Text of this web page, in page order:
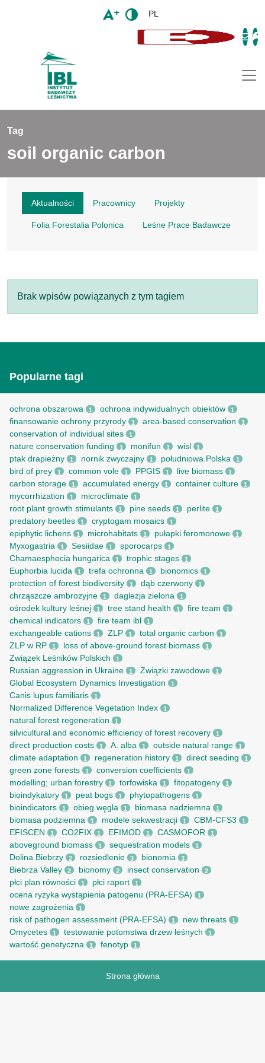
PL
Tag
soil organic carbon
Aktualności Pracownicy Projekty
Folia Forestalia Polonica Leśne Prace Badawcze
Brak wpisów powiązanych z tym tagiem
Popularne tagi
ochrona obszarowa 1 ochrona indywidualnych obiektów 1
finansowanie ochrony przyrody 1 area-based conservation 1
conservation of individual sites 1
nature conservation funding 1 monifun 1 wisl 1
ptak drapieżny 1 nornik zwyczajny 1 południowa Polska 1
bird of prey 1 common vole 1 PPGIS 1 live biomass 1
carbon storage 1 accumulated energy 1 container culture 1
mycorrhization 1 microclimate 1
root рlant growth stimulants 1 pine seeds 1 perlite 1
predatory beetles 1 cryptogam mosaics 1
epiphytic lichens 1 microhabitats 1 pułapki feromonowe 1
Myxogastria 1 Sesiidae 1 sporocarps 1
Chamaesphecia hungarica 1 trophic stages 1
Euphorbia lucida 1 trefa ochronna 1 bionomics 1
protection of forest biodiversity 1 dąb czerwony 1
chrząszcze ambrozyjne 1 daglezja zielona 1
ośrodek kultury leśnej 1 tree stand health 1 fire team 1
chemical indicators 1 fire team ibl 1
exchangeable cations 1 ZLP 1 total organic carbon 1
ZLP w RP 1 loss of above-ground forest biomass 1
Związek Leśników Polskich 1
Russian aggression in Ukraine 1 Związki zawodowe 1
Global Ecosystem Dynamics Investigation 1
Canis lupus familiaris 1
Normalized Difference Vegetation Index 1
natural forest regeneration 1
silvicultural and economic efficiency of forest recovery 1
direct production costs 1 A. alba 1 outside natural range 1
climate adaptation 1 regeneration history 1 direct seeding 1
green zone forests 1 conversion coefficients 1
modelling; urban forestry 1 torfowiska 1 fitopatogeny 1
bioindykatory 1 peat bogs 1 phytopathogens 1
bioindicators 1 obieg węgla 1 biomasa nadziemna 1
biomasa podziemna 1 modele sekwestracji 1 CBM-CFS3 1
EFISCEN 1 CO2FIX 1 EFIMOD 1 CASMOFOR 1
aboveground biomass 1 sequestration models 1
Dolina Biebrzy 2 rozsiedlenie 3 bionomia 3
Biebrza Valley 2 bionomy 2 insect conservation 2
płci plan równości 1 płci raport 1
ocena ryzyka wystąpienia patogenu (PRA-EFSA) 1
nowe zagrożenia 1
risk of pathogen assessment (PRA-EFSA) 1 new threats 1
Omycetes 1 testowanie potomstwa drzew leśnych 1
wartość genetyczna 1 fenotyp 1
Strona główna